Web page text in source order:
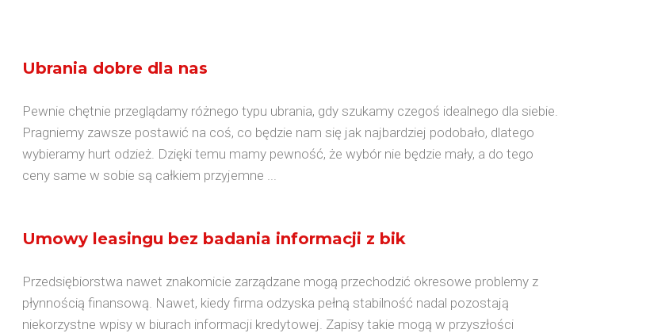
Ubrania dobre dla nas
Pewnie chętnie przeglądamy różnego typu ubrania, gdy szukamy czegoś idealnego dla siebie.
Pragniemy zawsze postawić na coś, co będzie nam się jak najbardziej podobało, dlatego
wybieramy hurt odzież. Dzięki temu mamy pewność, że wybór nie będzie mały, a do tego
ceny same w sobie są całkiem przyjemne ...
Umowy leasingu bez badania informacji z bik
Przedsiębiorstwa nawet znakomicie zarządzane mogą przechodzić okresowe problemy z
płynnością finansową. Nawet, kiedy firma odzyska pełną stabilność nadal pozostają
niekorzystne wpisy w biurach informacji kredytowej. Zapisy takie mogą w przyszłości